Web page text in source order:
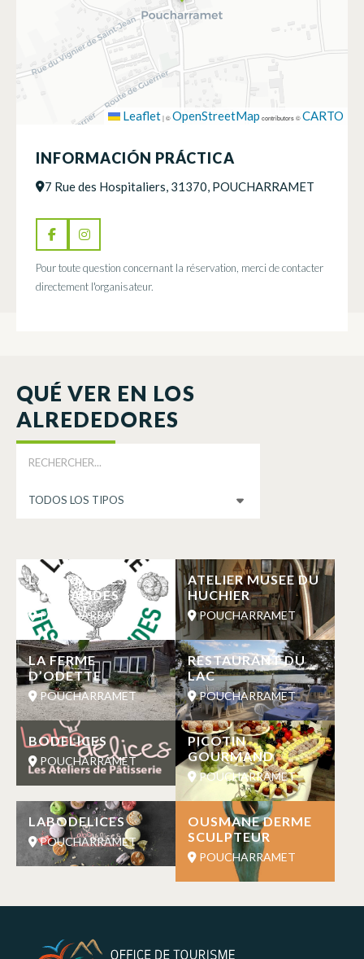
Leaflet|©OpenStreetMap contributors ©CARTO
INFORMACIÓN PRÁCTICA
7 Rue des Hospitaliers, 31370, POUCHARRAMET
Pour toute question concernant la réservation, merci de contacter
directement l'organisateur.
QUÉ VER EN LOS
ALREDEDORES
LA FERME DES
MARGALIDES
POUCHARRAMET
ATELIER MUSEE DU
HUCHIER
POUCHARRAMET
LA FERME
D’ODETTE
POUCHARRAMET
RESTAURANT DU
LAC
POUCHARRAMET
BODELICES
POUCHARRAMET
PICOTIN
GOURMAND
POUCHARRAMET
LABODELICES
POUCHARRAMET
OUSMANE DERME
SCULPTEUR
POUCHARRAMET